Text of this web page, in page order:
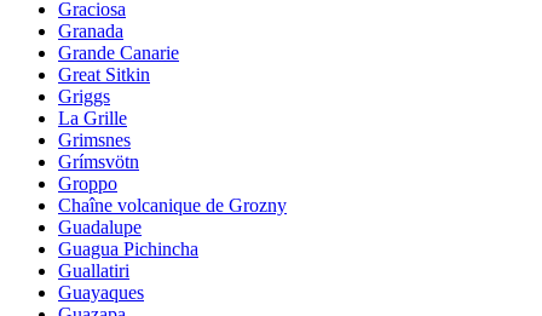
Graciosa
Granada
Grande Canarie
Great Sitkin
Griggs
La Grille
Grimsnes
Grímsvötn
Groppo
Chaîne volcanique de Grozny
Guadalupe
Guagua Pichincha
Guallatiri
Guayaques